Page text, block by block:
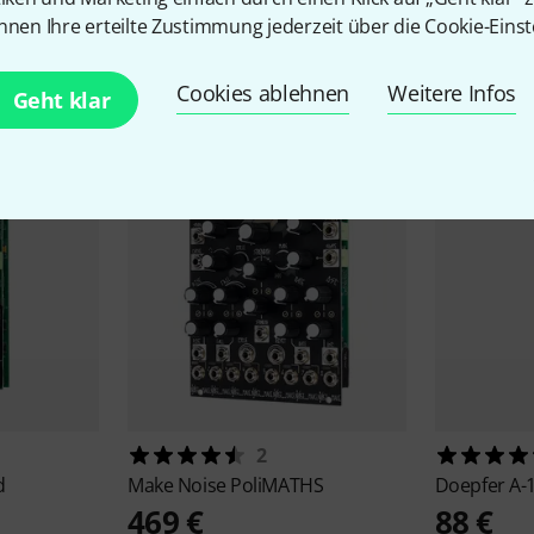
Ihre erteilte Zustimmung jederzeit über die Cookie-
Geht klar Cookies ablehnen Weitere Infos
& passende Artikel
2
Make Noise PoliMATHS
469 €
DoepferA-
88 €